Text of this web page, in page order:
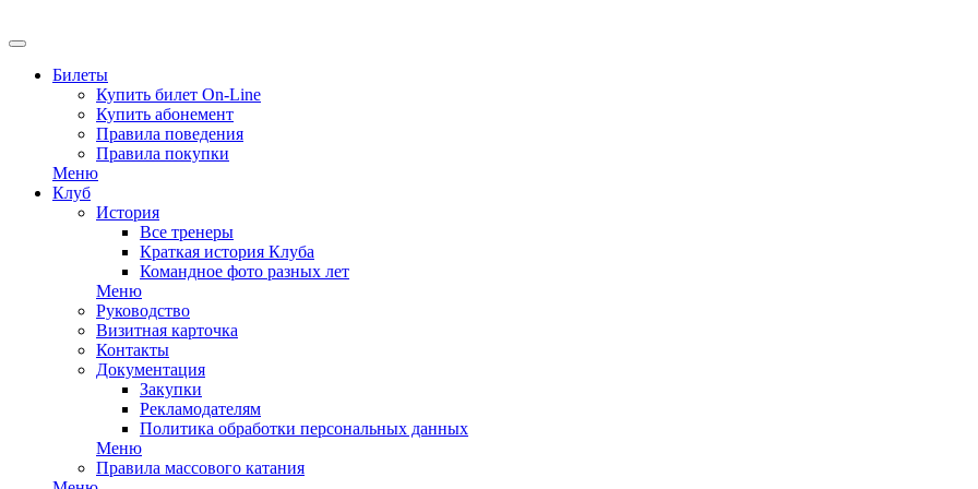
Билеты
Купить билет On-Line
Купить абонемент
Правила поведения
Правила покупки
Меню
Клуб
История
Все тренеры
Краткая история Клуба
Командное фото разных лет
Меню
Руководство
Визитная карточка
Контакты
Документация
Закупки
Рекламодателям
Политика обработки персональных данных
Меню
Правила массового катания